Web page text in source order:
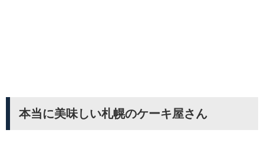
本当に美味しい札幌のケーキ屋さん